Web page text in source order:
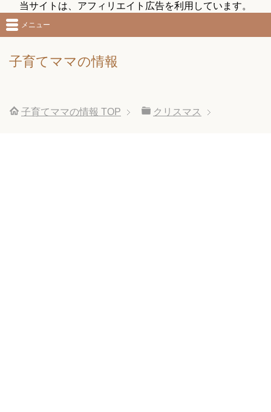
当サイトは、アフィリエイト広告を利用しています。
子育てママの情報
メニュー
子育てママの情報 TOP クリスマス